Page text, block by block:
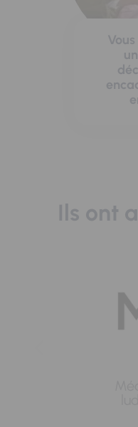
Ils ont